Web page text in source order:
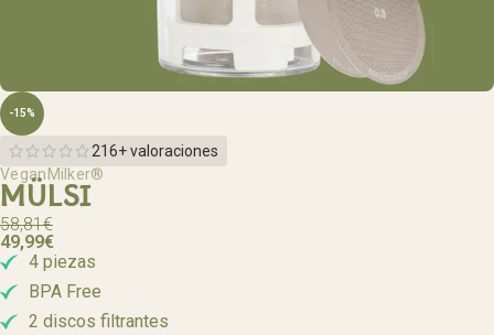
-15%
216+ valoraciones
VeganMilker®
MÜLSI
58,81€
49,99€
4 piezas
BPA Free
2 discos filtrantes